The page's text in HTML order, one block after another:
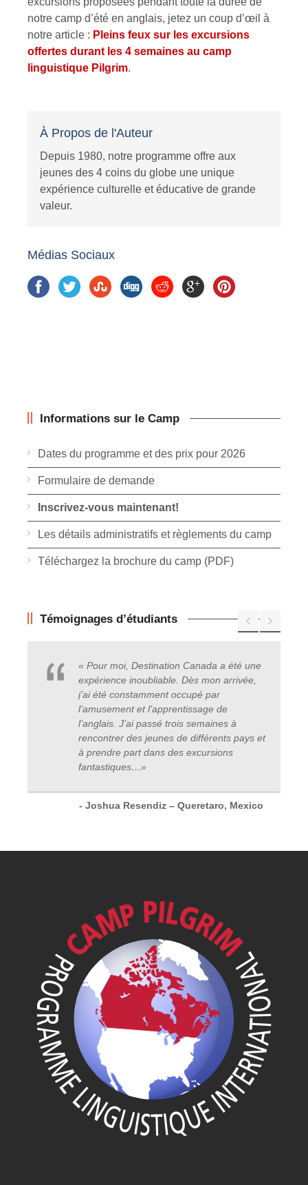
notre camp d’été en anglais, jetez un coup d’œil à
notre article : Pleins feux sur les excursions
offertes durant les 4 semaines au camp
linguistique Pilgrim.
À Propos de l'Auteur
Depuis 1980, notre programme offre aux
jeunes des 4 coins du globe une unique
expérience culturelle et éducative de grande
valeur.
Médias Sociaux
Informations sur le Camp
Dates du programme et des prix pour 2026
Formulaire de demande
Inscrivez-vous maintenant!
Les détails administratifs et règlements du camp
Téléchargez la brochure du camp (PDF)
Témoignages d’étudiants
« Pour moi, Destination Canada a été une
expérience inoubliable. Dès mon arrivée,
j’ai été constamment occupé par
l’amusement et l’apprentissage de
l’anglais. J’ai passé trois semaines à
rencontrer des jeunes de différents pays et
à prendre part dans des excursions
fantastiques…»
- Joshua Resendiz – Queretaro, Mexico